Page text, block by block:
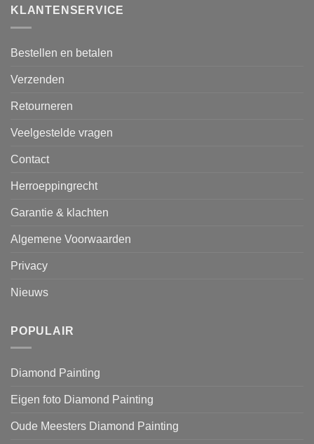
KLANTENSERVICE
Bestellen en betalen
Verzenden
Retourneren
Veelgestelde vragen
Contact
Herroeppingrecht
Garantie & klachten
Algemene Voorwaarden
Privacy
Nieuws
POPULAIR
Diamond Painting
Eigen foto Diamond Painting
Oude Meesters Diamond Painting